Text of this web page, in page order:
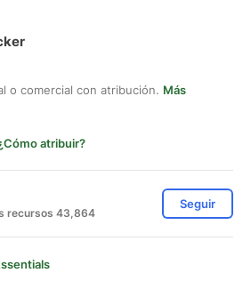
o comercial con atribución. Más
atribuir?
recursos 43,864
Seguir